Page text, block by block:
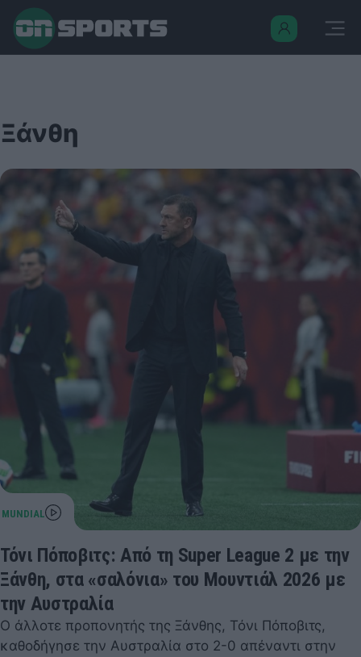
Ξάνθη
Τόνι Πόποβιτς: Από τη Super League 2 με την
Ξάνθη, στα «σαλόνια» του Μουντιάλ 2026 με
την Αυστραλία
Ο άλλοτε προπονητής της Ξάνθης, Τόνι Πόποβιτς,
καθοδήγησε την Αυστραλία στο 2-0 απέναντι στην